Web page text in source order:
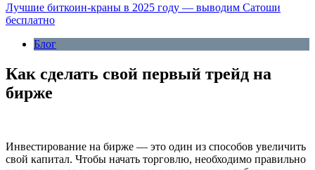
Лучшие биткоин-краны в 2025 году — выводим Сатоши
бесплатно
Блог
Как сделать свой первый трейд на
бирже
Инвестирование на бирже — это один из способов увеличить
свой капитал. Чтобы начать торговлю, необходимо правильно